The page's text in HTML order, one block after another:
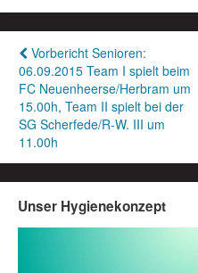
Vorbericht Senioren:
06.09.2015 Team I spielt beim
FC Neuenheerse/Herbram um
15.00h, Team II spielt bei der
SG Scherfede/R-W. III um
11.00h
Unser Hygienekonzept